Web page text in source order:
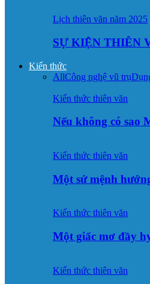
Lịch thiên văn năm 2025
SỰ KIỆN THIÊN
Kiến thức
AllCông nghệ vũ trụ
Kiến thức thiên văn
Nếu không có sao
Kiến thức thiên văn
Một sứ mệnh
Kiến thức thiên văn
Một giấc mơ đầy
Kiến thức thiên văn